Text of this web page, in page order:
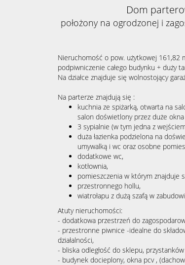
Dom
położony na ogrodzonej i
Nieruchomość o pow. użytkowej 161,82
podpiwniczenie całego budynku + duży
Na działce znajduje się wolnostojący
Na parterze znajdują się :
kuchnia ze spiżarką, otwarta na
salon doświetlony przez duże
3 sypialnie (w tym jedna z
duża łazienka podzielona na
umywalką i wc oraz osobne
dodatkowe wc,
kotłownia,
pomieszczenia w którym znajduje
przestronnego hollu,
wiatrołapu z dużą szafą w
Atuty nieruchomości:
- dodatkowa przestrzeń do
- przestronne piwnice -idealne do
działalności,
- bliska odległość do sklepu,
- budynek docieplony, okna pcv ,